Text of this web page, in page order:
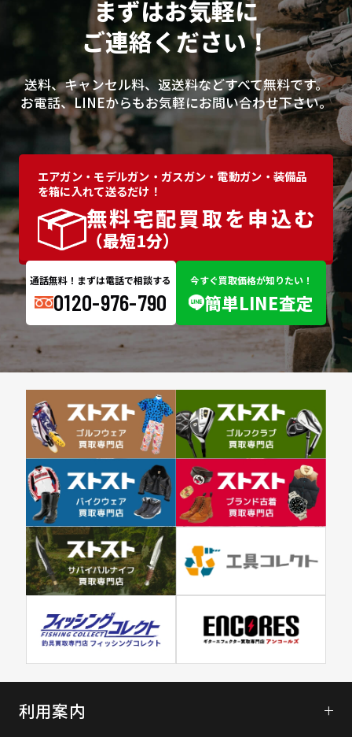
まずはお気軽に
ご連絡ください！
送料、キャンセル料、返送料などすべて無料です。
お電話、LINEからもお気軽にお問い合わせ下さい。
エアガン・モデルガン・ガスガン・電動ガン・装備品
を箱に入れて送るだけ！
無料宅配買取を申込む
（最短1分）
通話無料！まずは電話で相談する
0120-976-790
今すぐ買取価格が知りたい！
簡単LINE査定
利用案内